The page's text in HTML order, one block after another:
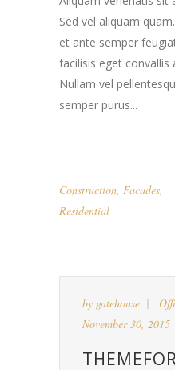
Sed vel aliquam
et ante semper
facilisis eget convallis
Nullam vel
semper purus...
Construction, Facades,
Residential
by gatehouse
November 30, 2015